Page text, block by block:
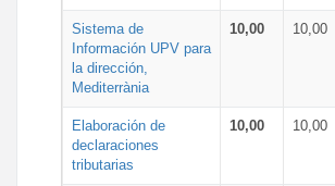
Sistema de
Información UPV para
la dirección,
Mediterrània
10,00 10,00
Elaboración de
declaraciones
tributarias
10,00 10,00